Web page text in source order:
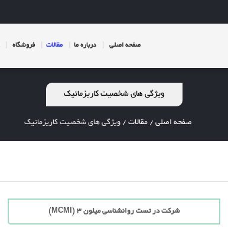
صفحه اصلی درباره ما مقالات فروشگاه
ویژگی های شخصیت کاریزماتیک
صفحه اصلی / مقالات / ویژگی های شخصیت کاریزماتیک
شرکت در تست روانشناسی میلون 3 (MCMI)